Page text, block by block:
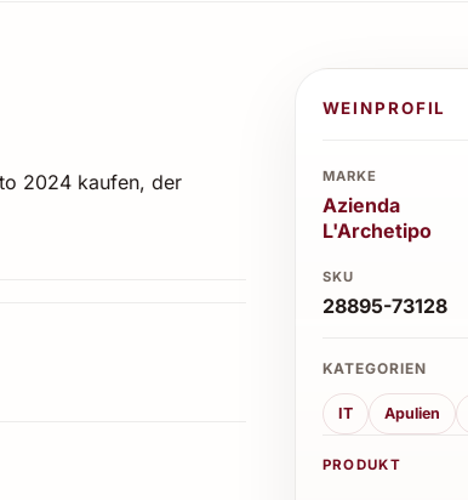
2024 kaufen, der
WEINPROFIL
MARKE
Azienda
L'Archetipo
SKU
28895-73128
KATEGORIEN
IT Apulien
PRODUKT